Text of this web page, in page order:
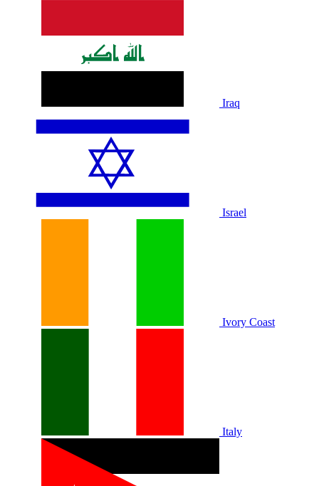
Iraq
Israel
Ivory Coast
Italy